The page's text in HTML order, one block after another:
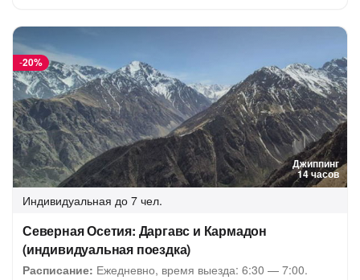
Джиппинг
14 часов
-20%
Индивидуальная до 7 чел.
Северная Осетия: Даргавс и Кармадон
(индивидуальная поездка)
Расписание: Ежедневно, время выезда: 6:30 — 7:00.